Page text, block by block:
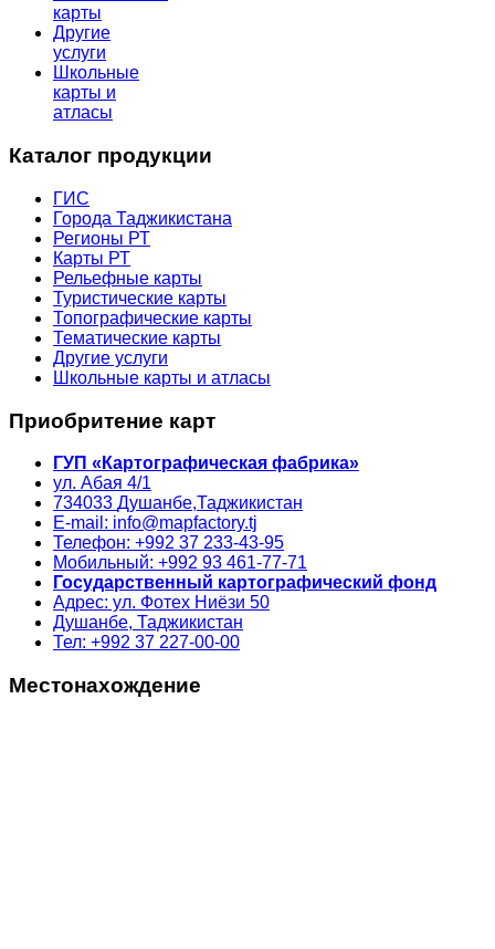
карты
Другие
услуги
Школьные
карты и
атласы
Каталог продукции
ГИС
Города Таджикистана
Регионы РТ
Карты РТ
Рельефные карты
Туристические карты
Топографические карты
Тематические карты
Другие услуги
Школьные карты и атласы
Приобритение карт
ГУП «Картографическая фабрика»
ул. Абая 4/1
734033 Душанбе,Таджикистан
E-mail: info@mapfactory.tj
Телефон: +992 37 233-43-95
Мобильный: +992 93 461-77-71
Государственный картографический фонд
Адрес: ул. Фотех Ниёзи 50
Душанбе, Таджикистан
Тел: +992 37 227-00-00
Местонахождение